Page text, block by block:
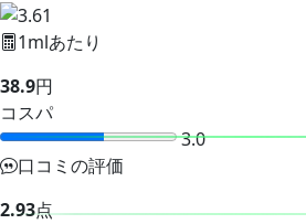
1mlあたり
38.9円
コスパ
3.0
口コミの評価
2.93点